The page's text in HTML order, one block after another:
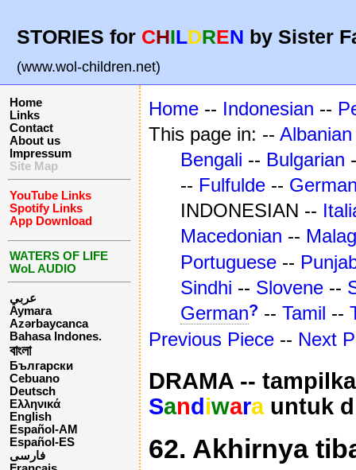
STORIES for CHILDREN by Sister
(www.wol-children.net)
Home
Links
Contact
About us
Impressum
Site Map
YouTube Links
Spotify Links
App Download
WATERS OF LIFE
WoL AUDIO
عربي
Aymara
Azərbaycanca
Bahasa Indones.
বাংলা
Български
Cebuano
Deutsch
Ελληνικά
English
Español-AM
Español-ES
فارسی
Home -- Indonesian --
This page in: -- Albanian
Bengali -- Bulgarian
-- Fulfulde --
INDONESIAN --
Macedonian --
Portuguese --
Sindhi -- Slovene --
German? -- Tamil --
Previous Piece -- Next
DRAMA --
Sandiwarauntuk
62. Akhirnya